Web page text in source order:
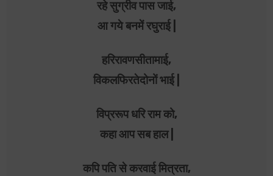
रहे सुग्रीव पास जाई,
आ गये बनमें रघुराई |
हरिरावणसीतामाई,
विकलफिरतेदोनों भाई |
विप्ररूप धरि राम को,
कहा आप सब हाल |
कपि पति से करवाई मित्रता,